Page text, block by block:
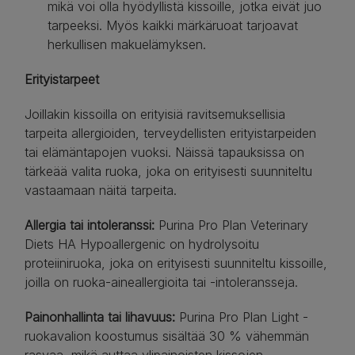
mikä voi olla hyödyllistä kissoille, jotka eivät juo
tarpeeksi. Myös kaikki märkäruoat tarjoavat
herkullisen makuelämyksen.
Erityistarpeet
Joillakin kissoilla on erityisiä ravitsemuksellisia
tarpeita allergioiden, terveydellisten erityistarpeiden
tai elämäntapojen vuoksi. Näissä tapauksissa on
tärkeää valita ruoka, joka on erityisesti suunniteltu
vastaamaan näitä tarpeita.
Allergia tai intoleranssi: Purina Pro Plan Veterinary
Diets HA Hypoallergenic on hydrolysoitu
proteiiniruoka, joka on erityisesti suunniteltu kissoille,
joilla on ruoka-aineallergioita tai -intoleransseja.
Painonhallinta tai lihavuus: Purina Pro Plan Light -
ruokavalion koostumus sisältää 30 % vähemmän